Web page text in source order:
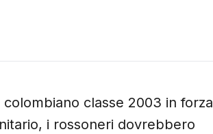
classe 2003 in forza
i rossoneri dovrebbero